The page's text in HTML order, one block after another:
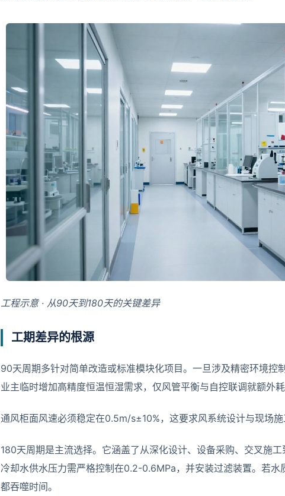
工程示意 · 从90天到180天的关键差异
工期差异的根源
90天周期多针对简单改造或标准模块化项目。一旦涉及精密环境控
业主临时增加高精度恒温恒湿需求，仅风管平衡与自控联调就额外耗
通风柜面风速必须稳定在0.5m/s±10%，这要求风系统设计与现场施
180天周期是主流选择。它涵盖了从深化设计、设备采购、交叉施工
冷却水供水压力需严格控制在0.2-0.6MPa，并安装过滤装置。若
都吞噬时间。